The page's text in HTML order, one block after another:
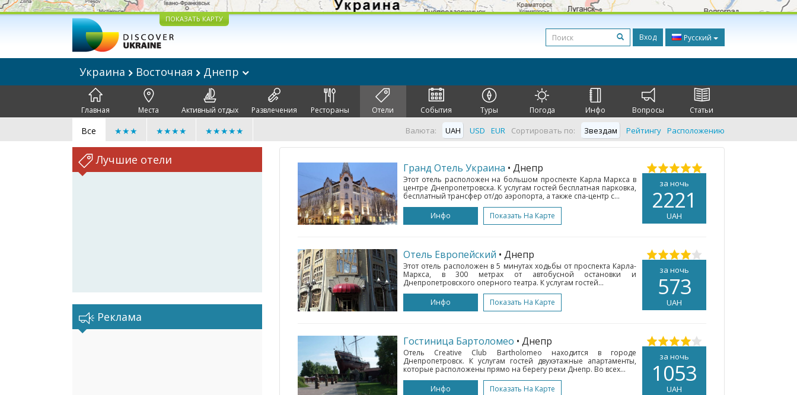
ПОКАЗАТЬ КАРТУ
Вход Русский
Украина Восточная Днепр
Главная Места Активный отдых Развлечения Рестораны Отели События Туры Погода Инфо Вопросы Статьи
Все ★★★ ★★★★ ★★★★★ Сортировать по: Звездам Рейтингу Расположению
Валюта: UAH USD EUR
Лучшие отели
Реклама
за ночь
2221
UAH
Гранд Отель Украина • Днепр
Этот отель расположен на большом проспекте Карла Маркса в
центре Днепропетровска. К услугам гостей бесплатная парковка,
бесплатный трансфер от/до аэропорта, а также спа-центр с...
Инфо
Показать На Карте
за ночь
573
UAH
Отель Европейский • Днепр
Этот отель расположен в 5 минутах ходьбы от проспекта Карла-
Маркса, в 300 метрах от автобусной остановки и
Днепропетровского оперного театра. К услугам гостей...
Инфо
Показать На Карте
за ночь
1053
UAH
Гостиница Бартоломео • Днепр
Отель Creative Club Bartholomeo находится в городе
Днепропетровск. К услугам гостей двухэтажные апартаменты,
которые расположены прямо на берегу реки Днепр. Во всех...
Инфо
Показать На Карте